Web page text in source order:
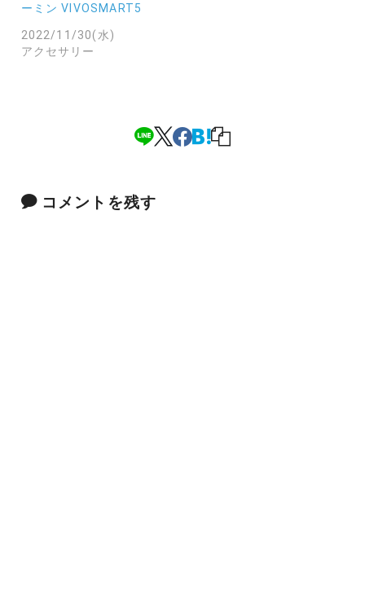
ーミン VIVOSMART5
2022/11/30(水)
アクセサリー
コメントを残す